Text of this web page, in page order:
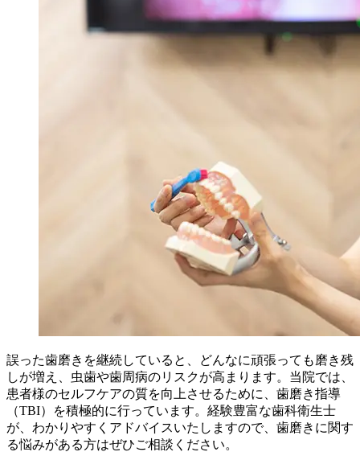
誤った歯磨きを継続していると、どんなに頑張っても磨き残
しが増え、虫歯や歯周病のリスクが高まります。当院では、
患者様のセルフケアの質を向上させるために、歯磨き指導
（TBI）を積極的に行っています。経験豊富な歯科衛生士
が、わかりやすくアドバイスいたしますので、歯磨きに関す
る悩みがある方はぜひご相談ください。